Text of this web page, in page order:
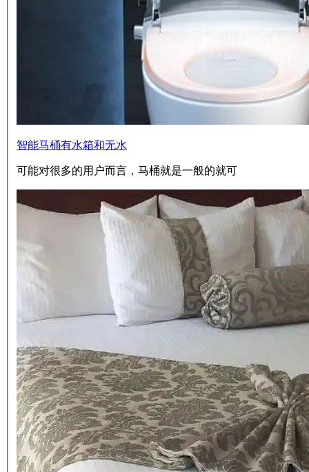
智能马桶有水箱和无水
可能对很多的用户而言，马桶就是一般的就可